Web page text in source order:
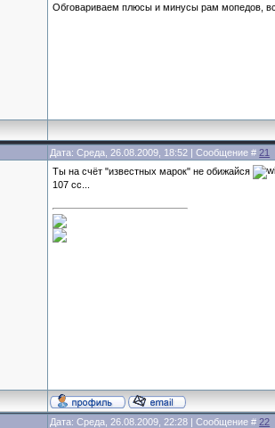
Обговариваем плюсы и минусы рам мопедов,
Дата: Среда, 26.08.2009, 18:52 | Сообщение #21
Ты на счёт "известных марок" не обижайся
107 сс...
Дата: Среда, 26.08.2009, 22:28 | Сообщение #22